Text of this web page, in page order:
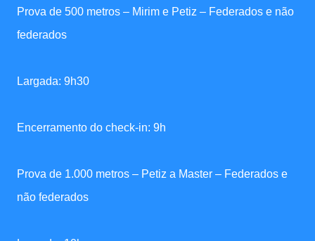
Prova de 500 metros – Mirim e Petiz – Federados e não
federados
Largada: 9h30
Encerramento do check-in: 9h
Prova de 1.000 metros – Petiz a Master – Federados e
não federados